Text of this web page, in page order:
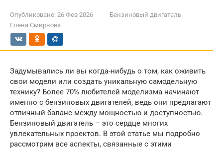
Опубликовано: 26 Фев 2026
Бензиновый двигатель
Елена Смирнова
Задумывались ли вы когда-нибудь о том, как оживить
свои модели или создать уникальную самодельную
технику? Более 70% любителей моделизма начинают
именно с бензиновых двигателей, ведь они предлагают
отличный баланс между мощностью и доступностью.
Бензиновый двигатель – это сердце многих
увлекательных проектов. В этой статье мы подробно
рассмотрим все аспекты, связанные с этими